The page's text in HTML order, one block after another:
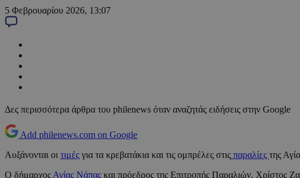
5 Φεβρουαρίου 2026, 13:07
Δες περισσότερα άρθρα του philenews όταν αναζητάς ειδήσεις στην Google
Add philenews.com on Google
Αυξάνονται οι τιμές για τα κρεβατάκια και τις ομπρέλες στις παραλίες της
Ο δήμαρχος Αγίας Νάπας και πρόεδρος της Επιτροπής Παραλιών, Χρίστος